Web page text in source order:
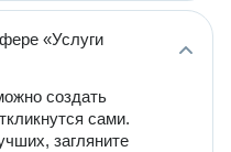
«Услуги
создать
сами.
загляните